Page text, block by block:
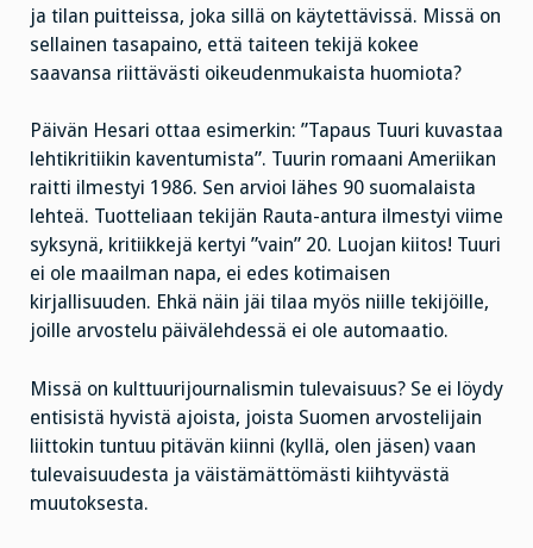
ja tilan puitteissa, joka sillä on käytettävissä. Missä on
sellainen tasapaino, että taiteen tekijä kokee
saavansa riittävästi oikeudenmukaista huomiota?
Päivän Hesari ottaa esimerkin: ”Tapaus Tuuri kuvastaa
lehtikritiikin kaventumista”. Tuurin romaani Ameriikan
raitti ilmestyi 1986. Sen arvioi lähes 90 suomalaista
lehteä. Tuotteliaan tekijän Rauta-antura ilmestyi viime
syksynä, kritiikkejä kertyi ”vain” 20. Luojan kiitos! Tuuri
ei ole maailman napa, ei edes kotimaisen
kirjallisuuden. Ehkä näin jäi tilaa myös niille tekijöille,
joille arvostelu päivälehdessä ei ole automaatio.
Missä on kulttuurijournalismin tulevaisuus? Se ei löydy
entisistä hyvistä ajoista, joista Suomen arvostelijain
liittokin tuntuu pitävän kiinni (kyllä, olen jäsen) vaan
tulevaisuudesta ja väistämättömästi kiihtyvästä
muutoksesta.